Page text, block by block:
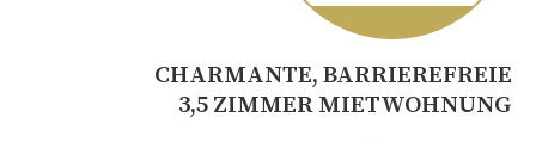
CHARMANTE, BARRIEREFREIE
3,5 ZIMMER MIETWOHNUNG